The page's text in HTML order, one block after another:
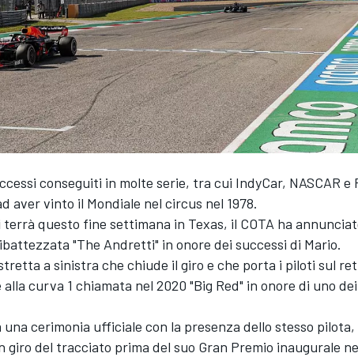
conseguiti in molte serie, tra cui IndyCar, NASCAR e
aver vinto il Mondiale nel circus nel 1978.
terrà questo fine settimana in Texas, il COTA ha
"The Andretti" in onore dei successi di Mario.
a sinistra che chiude il giro e che porta i piloti sul
curva 1 chiamata nel 2020 "Big Red" in onore di uno
una cerimonia ufficiale con la presenza dello stesso
giro del tracciato prima del suo Gran Premio inaugurale